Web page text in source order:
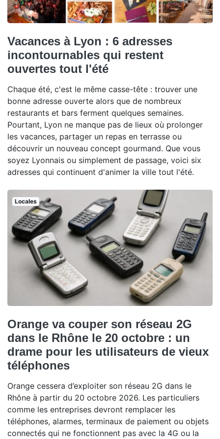
Vacances à Lyon : 6 adresses
incontournables qui restent
ouvertes tout l'été
Chaque été, c'est le même casse-tête : trouver une
bonne adresse ouverte alors que de nombreux
restaurants et bars ferment quelques semaines.
Pourtant, Lyon ne manque pas de lieux où prolonger
les vacances, partager un repas en terrasse ou
découvrir un nouveau concept gourmand. Que vous
soyez Lyonnais ou simplement de passage, voici six
adresses qui continuent d'animer la ville tout l'été.
Locales
Orange va couper son réseau 2G
dans le Rhône le 20 octobre : un
drame pour les utilisateurs de vieux
téléphones
Orange cessera d’exploiter son réseau 2G dans le
Rhône à partir du 20 octobre 2026. Les particuliers
comme les entreprises devront remplacer les
téléphones, alarmes, terminaux de paiement ou objets
connectés qui ne fonctionnent pas avec la 4G ou la